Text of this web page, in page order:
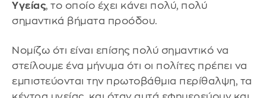
Υγείας, το οποίο έχει κάνει πολύ, πολύ
σημαντικά βήματα προόδου.
Νομίζω ότι είναι επίσης πολύ σημαντικό να
στείλουμε ένα μήνυμα ότι οι πολίτες πρέπει να
εμπιστεύονται την πρωτοβάθμια περίθαλψη, τα